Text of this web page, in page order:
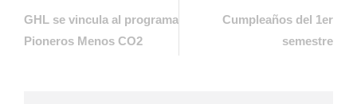
GHL se vincula al programa
Pioneros Menos CO2
Cumpleaños del 1er
semestre